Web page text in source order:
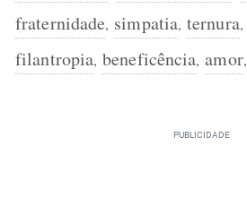
fraternidade, simpatia, ternura,
filantropia, beneficência, amor,